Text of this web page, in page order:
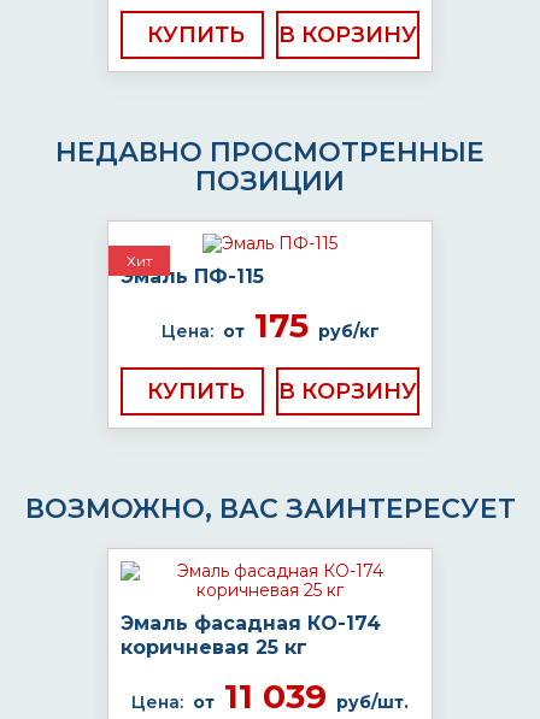
КУПИТЬ
НЕДАВНО ПРОСМОТРЕННЫЕ
ПОЗИЦИИ
Хит
Эмаль ПФ-115
Цена: от175 руб/кг
КУПИТЬ
ВОЗМОЖНО, ВАС ЗАИНТЕРЕСУЕТ
Эмаль фасадная КО-174
коричневая 25 кг
Цена: от 11 039 руб/шт.